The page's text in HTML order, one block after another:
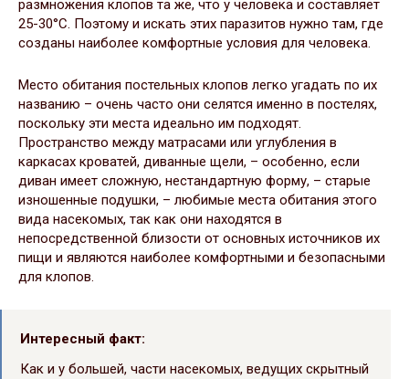
размножения клопов та же, что у человека и составляет
25-30°С. Поэтому и искать этих паразитов нужно там, где
созданы наиболее комфортные условия для человека.
Место обитания постельных клопов легко угадать по их
названию – очень часто они селятся именно в постелях,
поскольку эти места идеально им подходят.
Пространство между матрасами или углубления в
каркасах кроватей, диванные щели, – особенно, если
диван имеет сложную, нестандартную форму, – старые
изношенные подушки, – любимые места обитания этого
вида насекомых, так как они находятся в
непосредственной близости от основных источников их
пищи и являются наиболее комфортными и безопасными
для клопов.
Интересный факт:
Как и у большей, части насекомых, ведущих скрытный